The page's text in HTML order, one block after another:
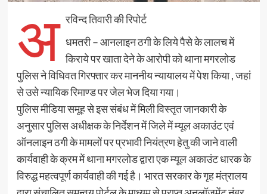
अ रविन्द तिवारी की रिपोर्ट
धमतरी – आनलाइन ठगी के लिये पैसे के लालच में
किराये पर खाता देने के आरोपी को थाना मगरलोड
पुलिस ने विधिवत गिरफ्तार कर माननीय न्यायालय में पेश किया , जहां
से उसे न्यायिक रिमाण्ड पर जेल भेज दिया गया।
पुलिस मीडिया समूह से इस संबंध में मिली विस्तृत जानकारी के
अनुसार पुलिस अधीक्षक के निर्देशन में जिले में म्यूल अकाउंट एवं
ऑनलाइन ठगी के मामलों पर प्रभावी नियंत्रण हेतु की जाने वाली
कार्यवाही के क्रम में थाना मगरलोड द्वारा एक म्यूल अकाउंट धारक के
विरुद्ध महत्वपूर्ण कार्यवाही की गई है।‌‌ भारत सरकार के गृह मंत्रालय